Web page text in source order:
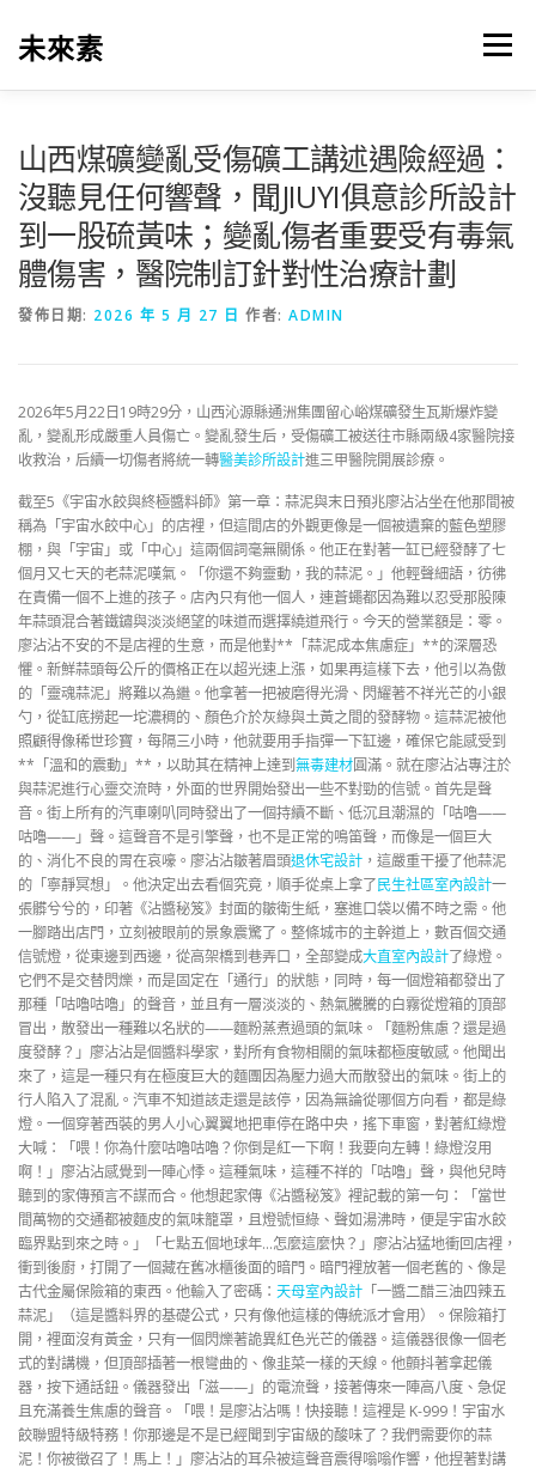
未來素 選單
山西煤礦變亂受傷礦工講述遇險經過：
沒聽見任何響聲，聞JIUYI俱意診所設計
到一股硫黃味；變亂傷者重要受有毒氣
體傷害，醫院制訂針對性治療計劃
發佈日期: 2026 年 5 月 27 日 作者: ADMIN
2026年5月22日19時29分，山西沁源縣通洲集團留心峪煤礦發生瓦斯爆炸變
亂，變亂形成嚴重人員傷亡。變亂發生后，受傷礦工被送往市縣兩級4家醫院接
收救治，后續一切傷者將統一轉醫美診所設計進三甲醫院開展診療。
截至5《宇宙水餃與終極醬料師》第一章：蒜泥與末日預兆廖沾沾坐在他那間被
稱為「宇宙水餃中心」的店裡，但這間店的外觀更像是一個被遺棄的藍色塑膠
棚，與「宇宙」或「中心」這兩個詞毫無關係。他正在對著一缸已經發酵了七
個月又七天的老蒜泥嘆氣。「你還不夠靈動，我的蒜泥。」他輕聲細語，彷彿
在責備一個不上進的孩子。店內只有他一個人，連蒼蠅都因為難以忍受那股陳
年蒜頭混合著鐵鏽與淡淡絕望的味道而選擇繞道飛行。今天的營業額是：零。
廖沾沾不安的不是店裡的生意，而是他對**「蒜泥成本焦慮症」**的深層恐
懼。新鮮蒜頭每公斤的價格正在以超光速上漲，如果再這樣下去，他引以為傲
的「靈魂蒜泥」將難以為繼。他拿著一把被磨得光滑、閃耀著不祥光芒的小銀
勺，從缸底撈起一坨濃稠的、顏色介於灰綠與土黃之間的發酵物。這蒜泥被他
照顧得像稀世珍寶，每隔三小時，他就要用手指彈一下缸邊，確保它能感受到
**「溫和的震動」**，以助其在精神上達到無毒建材圓滿。就在廖沾沾專注於
與蒜泥進行心靈交流時，外面的世界開始發出一些不對勁的信號。首先是聲
音。街上所有的汽車喇叭同時發出了一個持續不斷、低沉且潮濕的「咕嚕——
咕嚕——」聲。這聲音不是引擎聲，也不是正常的鳴笛聲，而像是一個巨大
的、消化不良的胃在哀嚎。廖沾沾皺著眉頭退休宅設計 ，這嚴重干擾了他蒜泥
的「寧靜冥想」。他決定出去看個究竟，順手從桌上拿了民生社區室內設計一
張髒兮兮的，印著《沾醬秘笈》封面的皺衛生紙，塞進口袋以備不時之需。他
一腳踏出店門，立刻被眼前的景象震驚了。整條城市的主幹道上，數百個交通
信號燈，從東邊到西邊，從高架橋到巷弄口，全部變成大直室內設計了綠燈。
它們不是交替閃爍，而是固定在「通行」的狀態，同時，每一個燈箱都發出了
那種「咕嚕咕嚕」的聲音，並且有一層淡淡的、熱氣騰騰的白霧從燈箱的頂部
冒出，散發出一種難以名狀的——麵粉蒸煮過頭的氣味。「麵粉焦慮？還是過
度發酵？」廖沾沾是個醬料學家，對所有食物相關的氣味都極度敏感。他聞出
來了，這是一種只有在極度巨大的麵團因為壓力過大而散發出的氣味。街上的
行人陷入了混亂。汽車不知道該走還是該停，因為無論從哪個方向看，都是綠
燈。一個穿著西裝的男人小心翼翼地把車停在路中央，搖下車窗，對著紅綠燈
大喊：「喂！你為什麼咕嚕咕嚕？你倒是紅一下啊！我要向左轉！綠燈沒用
啊！」廖沾沾感覺到一陣心悸。這種氣味，這種不祥的「咕嚕」聲，與他兒時
聽到的家傳預言不謀而合。他想起家傳《沾醬秘笈》裡記載的第一句：「當世
間萬物的交通都被麵皮的氣味籠罩，且燈號恒綠、聲如湯沸時，便是宇宙水餃
臨界點到來之時。」「七點五個地球年…怎麼這麼快？」廖沾沾猛地衝回店裡，
衝到後廚，打開了一個藏在舊冰櫃後面的暗門。暗門裡放著一個老舊的、像是
古代金屬保險箱的東西。他輸入了密碼： 天母室內設計 「一醬二醋三油四辣五
蒜泥」（這是醬料界的基礎公式，只有像他這樣的傳統派才會用）。保險箱打
開，裡面沒有黃金，只有一個閃爍著詭異紅色光芒的儀器。這儀器很像一個老
式的對講機，但頂部插著一根彎曲的、像韭菜一樣的天線。他顫抖著拿起儀
器，按下通話鈕。儀器發出「滋——」的電流聲，接著傳來一陣高八度、急促
且充滿養生焦慮的聲音。「喂！是廖沾沾嗎！快接聽！這裡是 K-999！宇宙水
餃聯盟特級特務！你那邊是不是已經聞到宇宙級的酸味了？我們需要你的蒜
泥！你被徵召了！馬上！」廖沾沾的耳朵被這聲音震得嗡嗡作響，他捏著對講